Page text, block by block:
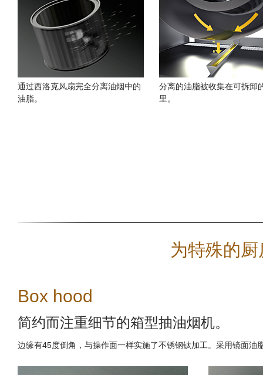
通过西洛克风扇完全分离油烟中的
油脂。
分离的油脂被收集在可拆卸
里。
为特殊的
Box hood
简约而注重细节的箱型抽油烟机。
边缘有45度倒角，与操作面一样实施了不锈钢钛加工。采用镜面油